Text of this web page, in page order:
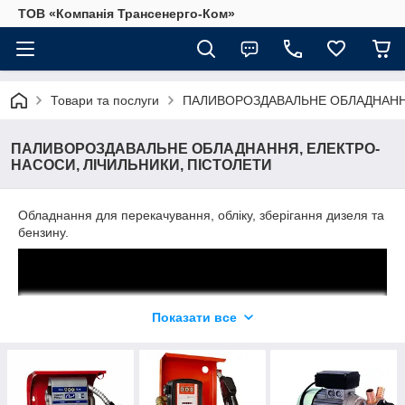
ТОВ «Компанія Трансенерго-Ком»
Товари та послуги ПАЛИВОРОЗДАВАЛЬНЕ
ПАЛИВОРОЗДАВАЛЬНЕ ОБЛАДНАННЯ, ЕЛЕКТРО-
НАСОСИ, ЛІЧИЛЬНИКИ, ПІСТОЛЕТИ
Обладнання для перекачування, обліку, зберігання дизеля та
бензину.
Показати все